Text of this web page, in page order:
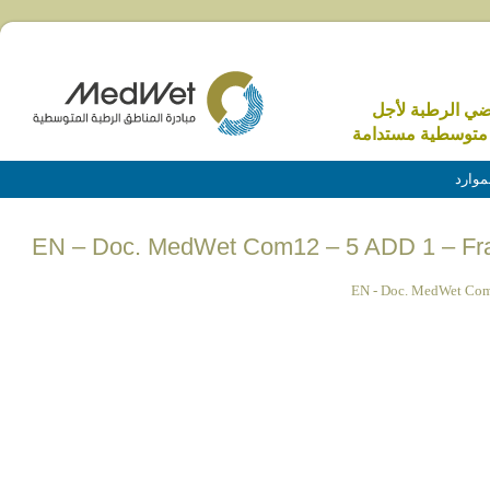
الرطبة لأجل
مستدامة
EN – Doc. MedWet Com12 – 5 ADD 1 –
EN - Doc. MedWet